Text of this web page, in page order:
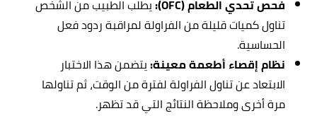
فحص تحدي الطعام (OFC):
يطلب الطبيب من الشخص
تناول كميات قليلة من الفراولة لمراقبة ردود فعل
الحساسية.
نظام إقصاء أطعمة معينة:يتضمن هذا الاختبار
الابتعاد عن تناول الفراولة لفترة من الوقت، ثم تناولها
مرة أخرى وملاحظة النتائج التي قد تظهر.